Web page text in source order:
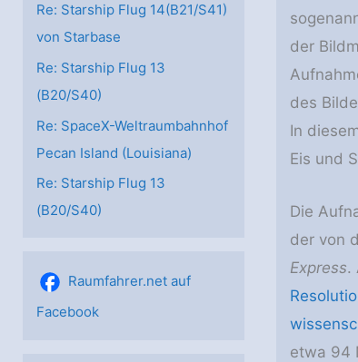
Re: Starship Flug 14(B21/S41)
von Starbase
Re: Starship Flug 13
(B20/S40)
Re: SpaceX-Weltraumbahnhof
Pecan Island (Louisiana)
Re: Starship Flug 13
(B20/S40)
Raumfahrer.net auf
Facebook
der
des
In
Eis und
Die
der von
Express.
etwa 94